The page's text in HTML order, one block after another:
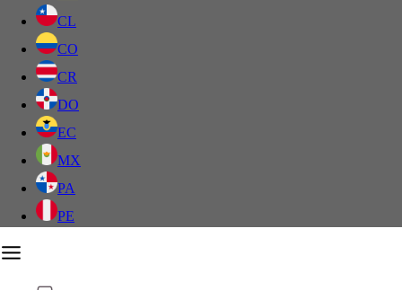
CL
CO
CR
DO
EC
MX
PA
PE